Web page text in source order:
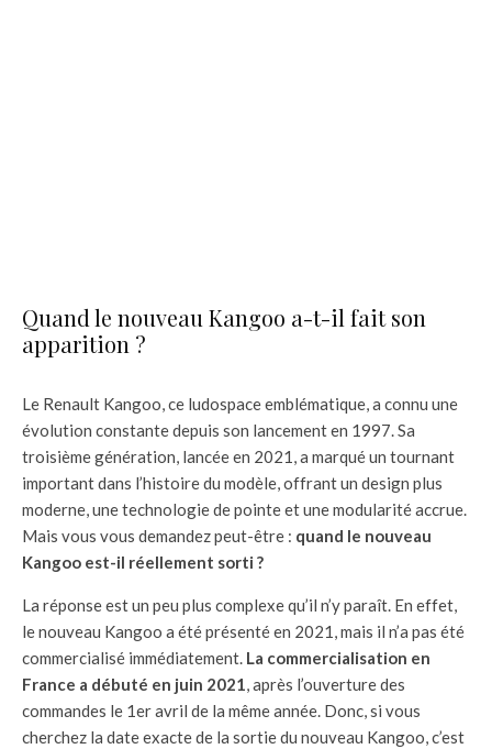
Quand le nouveau Kangoo a-t-il fait son
apparition ?
Le Renault Kangoo, ce ludospace emblématique, a connu une
évolution constante depuis son lancement en 1997. Sa
troisième génération, lancée en 2021, a marqué un tournant
important dans l’histoire du modèle, offrant un design plus
moderne, une technologie de pointe et une modularité accrue.
Mais vous vous demandez peut-être : quand le nouveau
Kangoo est-il réellement sorti ?
La réponse est un peu plus complexe qu’il n’y paraît. En effet,
le nouveau Kangoo a été présenté en 2021, mais il n’a pas été
commercialisé immédiatement. La commercialisation en
France a débuté en juin 2021, après l’ouverture des
commandes le 1er avril de la même année. Donc, si vous
cherchez la date exacte de la sortie du nouveau Kangoo, c’est